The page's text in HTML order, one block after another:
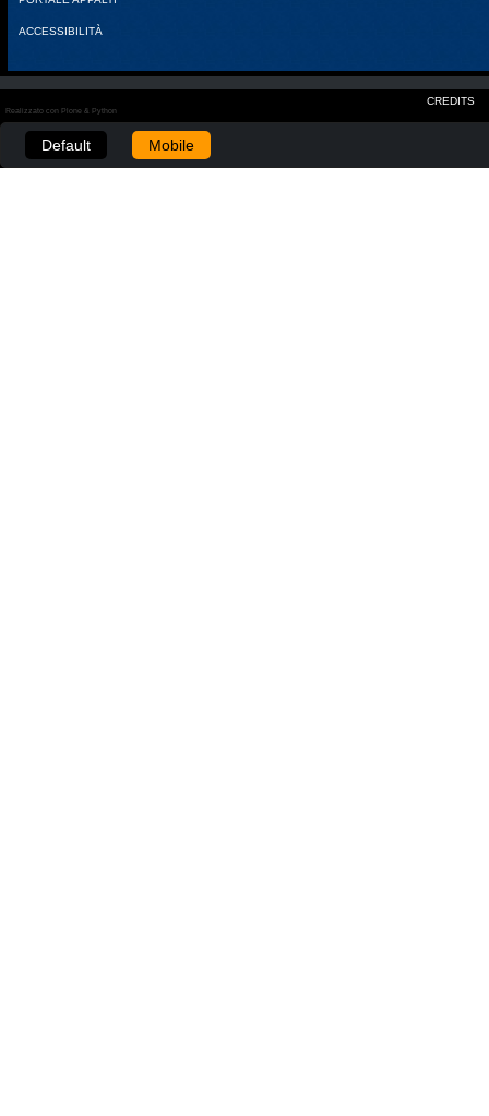
ACCESSIBILITÀ
CREDITS
Realizzato con Plone & Python
Default Mobile